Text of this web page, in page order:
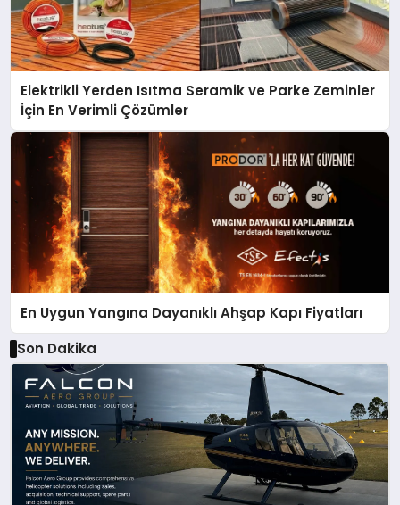
Elektrikli Yerden Isıtma Seramik ve Parke Zeminler
İçin En Verimli Çözümler
En Uygun Yangına Dayanıklı Ahşap Kapı Fiyatları
Son Dakika